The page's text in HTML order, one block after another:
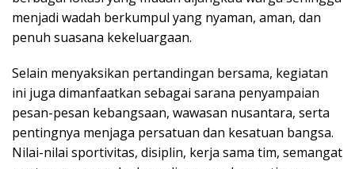
menjadi wadah berkumpul yang nyaman, aman, dan
penuh suasana kekeluargaan.
Selain menyaksikan pertandingan bersama, kegiatan
ini juga dimanfaatkan sebagai sarana penyampaian
pesan-pesan kebangsaan, wawasan nusantara, serta
pentingnya menjaga persatuan dan kesatuan bangsa.
Nilai-nilai sportivitas, disiplin, kerja sama tim, semangat